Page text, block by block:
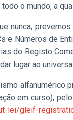
o mundo, a
nunca,
e Números de
do Registo
lugar ao
em curso),
lei/gleif-